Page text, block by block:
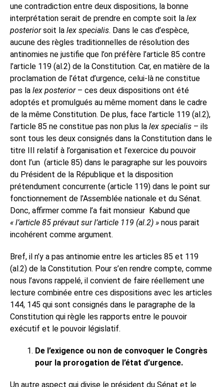
une contradiction entre deux dispositions, la bonne
interprétation serait de prendre en compte soit la lex
posteriorsoit la lex specialis. Dans le cas d’espèce,
aucune des règles traditionnelles de résolution des
antinomies ne justifie que l’on préfère l’article 85 contre
l’article 119 (al.2) de la Constitution. Car, en matière de la
proclamation de l’état d’urgence, celui-là ne constitue
pas la lex posterior – ces deux dispositions ont été
adoptés et promulgués au même moment dans le cadre
de la même Constitution. De plus, face l’article 119 (al.2),
l’article 85 ne constitue pas non plus la lex specialis – ils
sont tous les deux consignés dans la Constitution dans le
titre III relatif à l’organisation et l’exercice du pouvoir
dont l’un (article 85) dans le paragraphe sur les pouvoirs
du Président de la République et la disposition
prétendument concurrente (article 119) dans le point sur
fonctionnement de l’Assemblée nationale et du Sénat.
Donc, affirmer comme l’a fait monsieur Kabund que
« l’article 85 prévaut sur l’article 119 (al.2) » nous parait
incohérent comme argument.
Bref, il n’y a pas antinomie entre les articles 85 et 119
(al.2) de la Constitution. Pour s’en rendre compte, comme
nous l’avons rappelé, il convient de faire réellement une
lecture combinée entre ces dispositions avec les articles
144, 145 qui sont consignés dans le paragraphe de la
Constitution qui règle les rapports entre le pouvoir
exécutif et le pouvoir législatif.
De l’exigence ou non de convoquer le Congrès
pour la prorogation de l’état d’urgence.
Un autre aspect qui divise le président du Sénat et le